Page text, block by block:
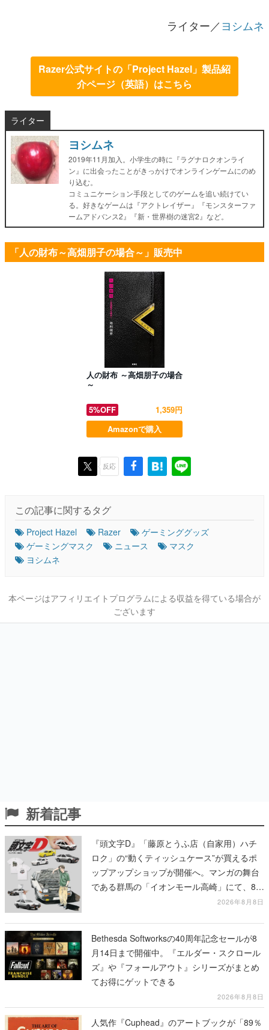
ライター／ヨシムネ
Razer公式サイトの「Project Hazel」製品紹
介ページ（英語）はこちら
ライター
ヨシムネ
2019年11月加入。小学生の時に『ラグナロクオンライ
ン』に出会ったことがきっかけでオンラインゲームにのめ
り込む。
コミュニケーション手段としてのゲームを追い続けてい
る。好きなゲームは『アクトレイザー』『モンスターファ
ームアドバンス2』『新・世界樹の迷宮2』など。
「人の財布～高畑朋子の場合～」販売中
人の財布 ～高畑朋子の場合
～
5%OFF
1,359円
Amazonで購入
反応
この記事に関するタグ
Project Hazel Razer
ゲーミンググッズ
ゲーミングマスク
ニュース
マスク
ヨシムネ
本ページはアフィリエイトプログラムによる収益を得ている場合が
ございます
新着記事
『頭文字D』「藤原とうふ店（自家用）ハチ
ロク」の“動くティッシュケース”が買えるポ
ップアップショップが開催へ。マンガの舞台
である群馬の「イオンモール高崎」にて、8月
11日から8月20日までの期間限定で開催予定
2026年8月8日
Bethesda Softworksの40周年記念セールが8
月14日まで開催中。『エルダー・スクロール
ズ』や『フォールアウト』シリーズがまとめ
てお得にゲットできる
2026年8月8日
人気作『Cuphead』のアートブックが「89％